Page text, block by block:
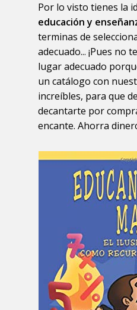
Por lo visto tienes la
educación y
terminas de
adecuado... ¡Pues no
lugar adecuado
un catálogo con
increíbles, para que
decantarte por
encante. Ahorra